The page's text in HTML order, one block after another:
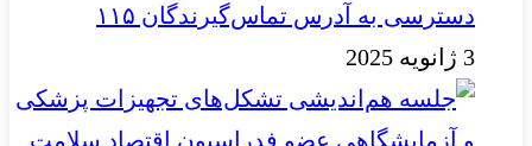
دسترسی به آدرس تماس‌گیرندگان ۱۱۵
3 ژانویه 2025